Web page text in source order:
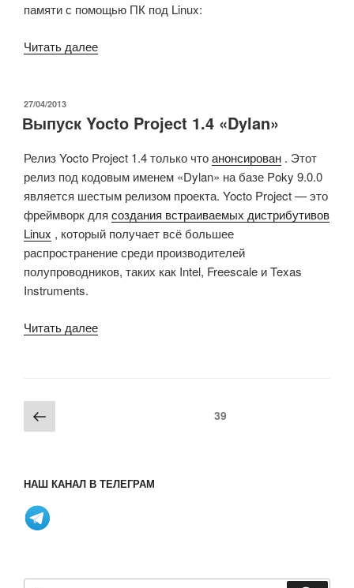
памяти с помощью ПК под Linux:
Читать далее«Wandboard
с
консолью
и
список
дистрибутивов»
ОПУБЛИКОВАНО
27/04/2013
Выпуск Yocto Project 1.4 «Dylan»
Релиз Yocto Project 1.4 только чтоанонсирован . Этот
релиз под кодовым именем «Dylan» на базе Poky 9.0.0
является шестым релизом проекта. Yocto Project — это
фреймворк для создания встраиваемых дистрибутивов
Linux , который получает всё большее
распространение среди производителей
полупроводников, таких как Intel, Freescale и Texas
Instruments.
Читать далее«Выпуск
Пагинация
записей
Предыдущая
страница
Страница39
НАШ КАНАЛ В ТЕЛЕГРАМ